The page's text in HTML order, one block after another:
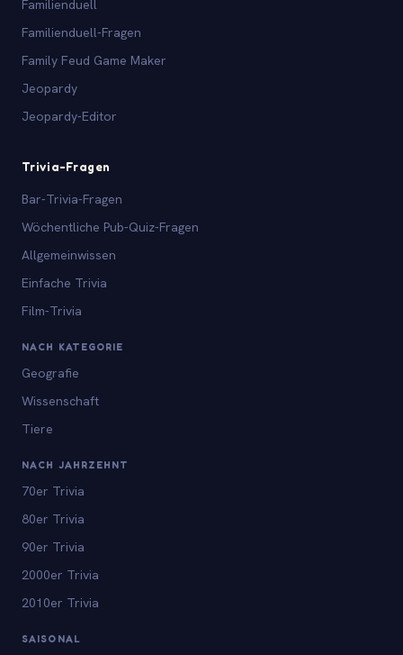
Familienduell
Familienduell-Fragen
Family Feud Game Maker
Jeopardy
Jeopardy-Editor
Trivia-Fragen
Bar-Trivia-Fragen
Wöchentliche Pub-Quiz-Fragen
Allgemeinwissen
Einfache Trivia
Film-Trivia
NACH KATEGORIE
Geografie
Wissenschaft
Tiere
NACH JAHRZEHNT
70er Trivia
80er Trivia
90er Trivia
2000er Trivia
2010er Trivia
SAISONAL